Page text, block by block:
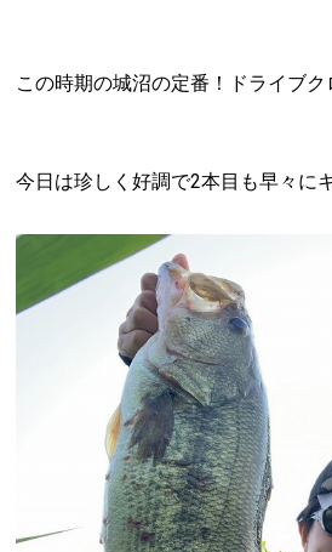
この時期の城沼の定番！ドライブク
今日は珍しく好調で2本目も早々に